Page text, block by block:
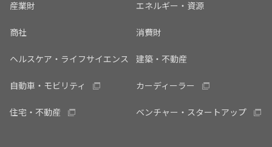
産業財 エネルギー・資源
商社 消費財
ヘルスケア・ライフサイエンス 建築・不動産
自動車・モビリティ カーディーラー
住宅・不動産 ベンチャー・スタートアップ